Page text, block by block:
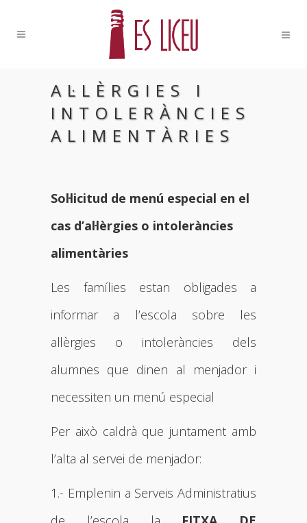
AL·LÈRGIES I
INTOLERÀNCIES
ALIMENTÀRIES
Sol·licitud de menú especial en el
cas d’al·lèrgies o intoleràncies
alimentàries
Les famílies estan obligades a
informar a l’escola sobre les
al·lèrgies o intoleràncies dels
alumnes que dinen al menjador i
necessiten un menú especial
Per això caldrà que juntament amb
l’alta al servei de menjador:
1.- Emplenin a Serveis Administratius